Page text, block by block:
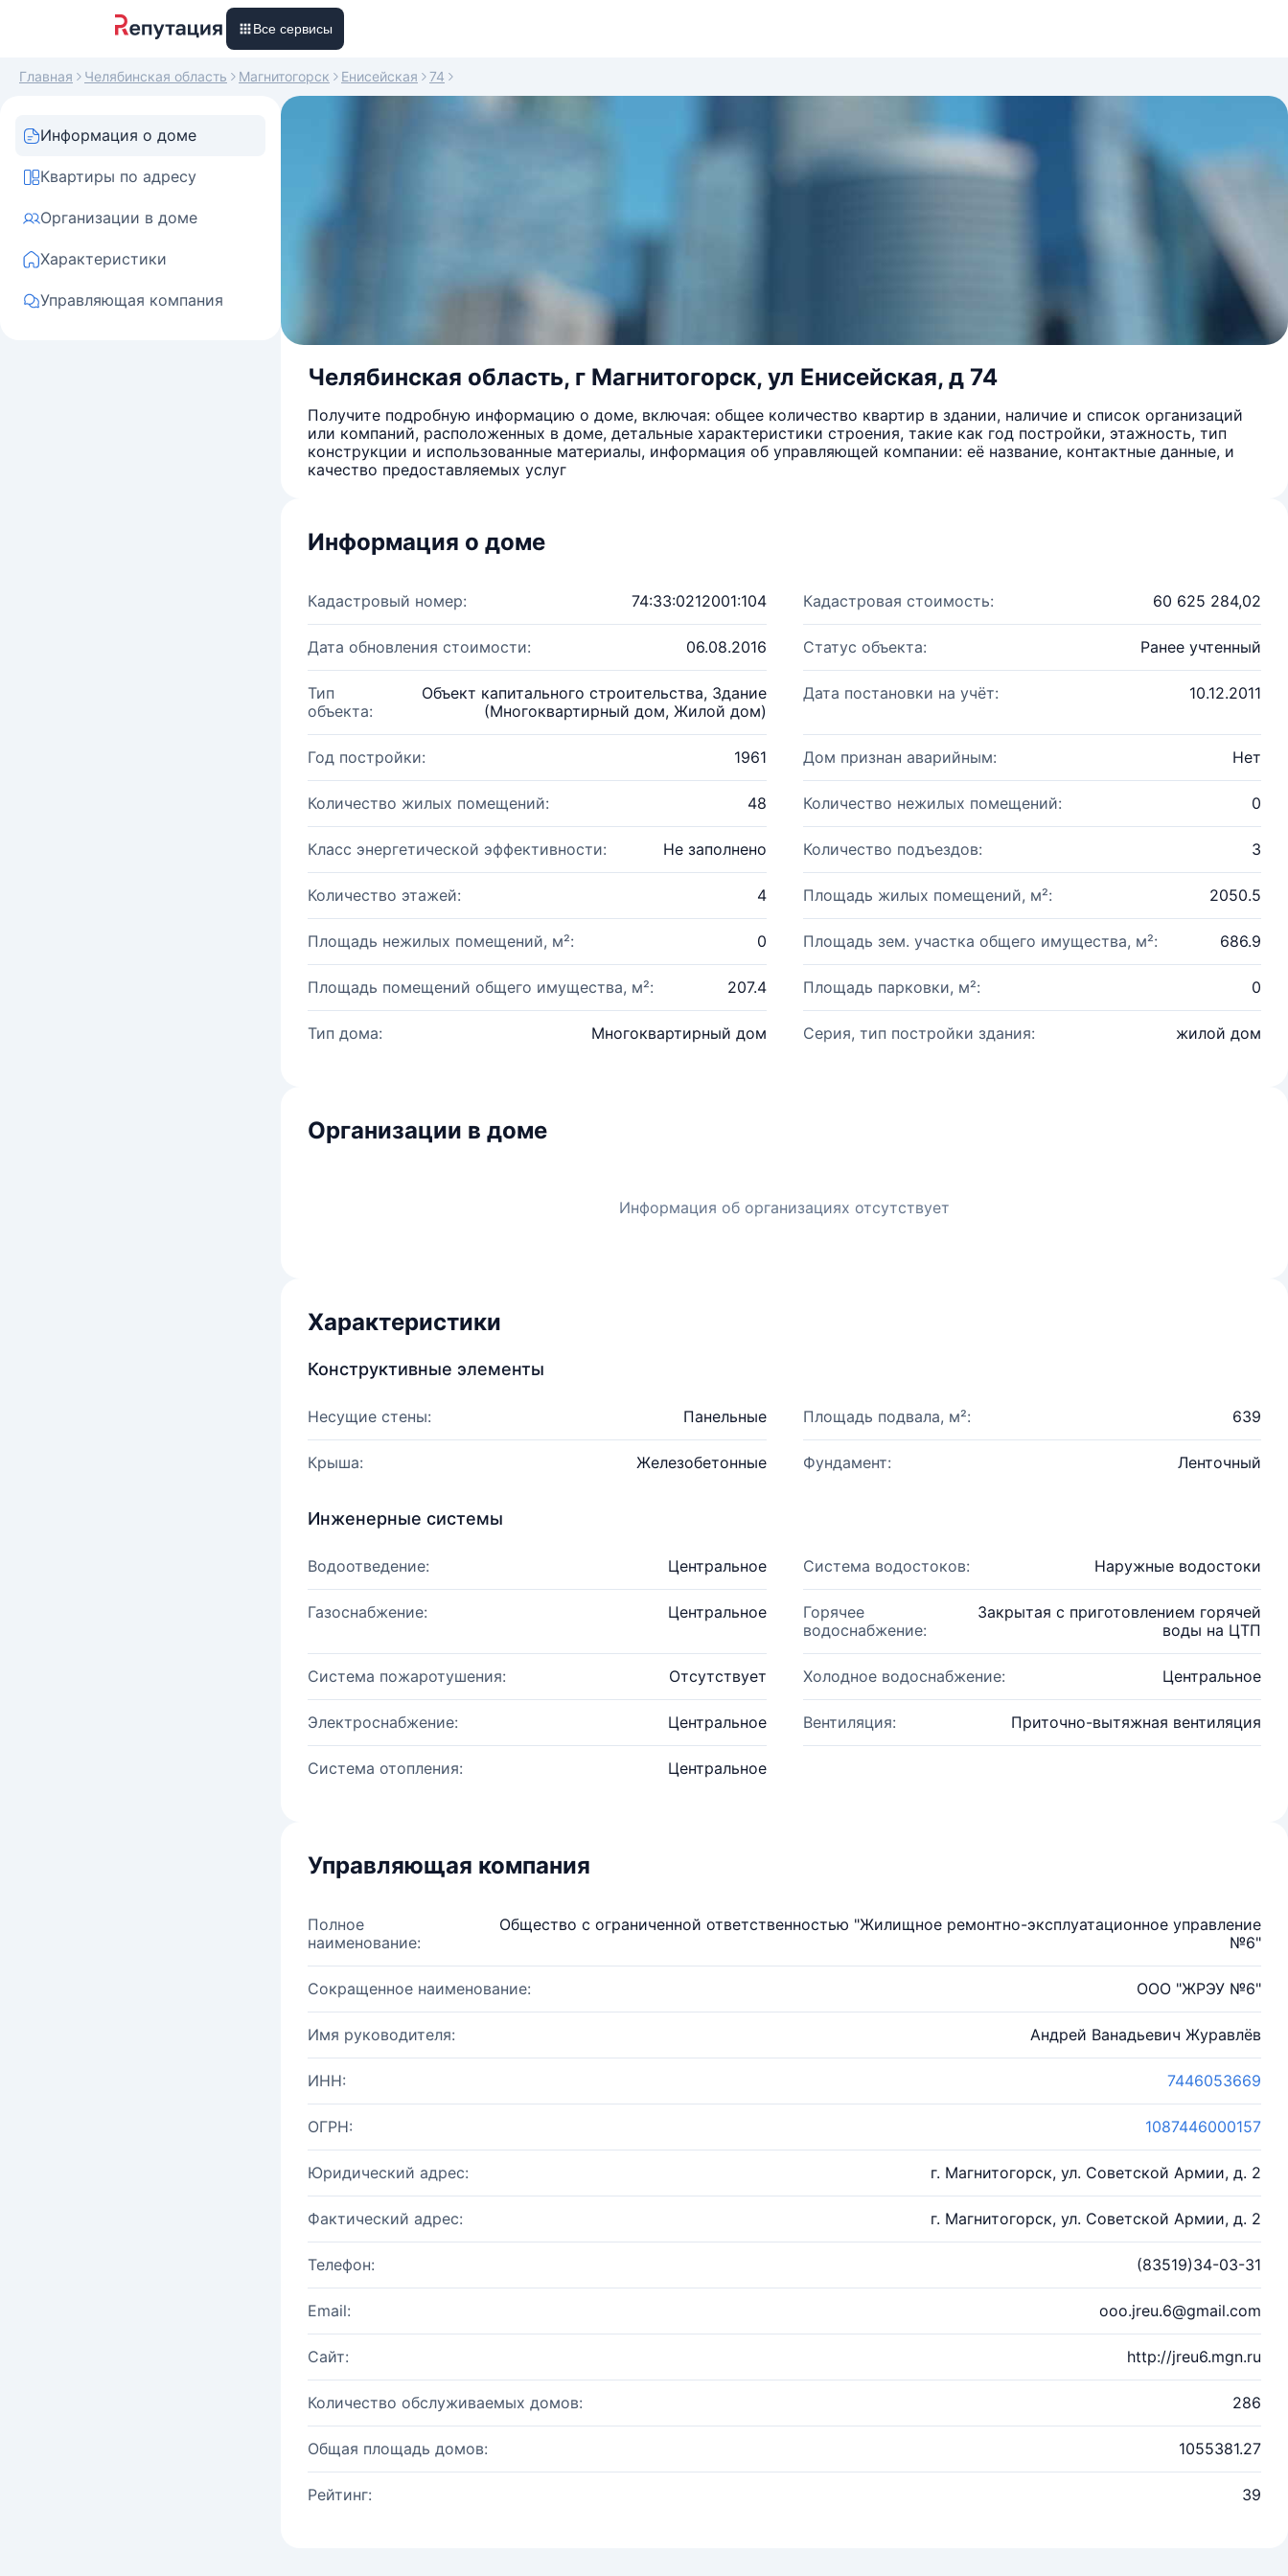
Все сервисы
Главная Челябинская область Магнитогорск Енисейская 74
Информация о доме
Квартиры по адресу
Организации в доме
Характеристики
Управляющая компания
Челябинская область, г Магнитогорск, ул Енисейская, д 74
Получите подробную информацию о доме, включая: общее количество квартир в здании, наличие и список организаций
или компаний, расположенных в доме, детальные характеристики строения, такие как год постройки, этажность, тип
конструкции и использованные материалы, информация об управляющей компании: её название, контактные данные, и
качество предоставляемых услуг
Информация о доме
Кадастровый номер: 74:33:0212001:104 Кадастровая стоимость: 60 625 284,02
Дата обновления стоимости: 06.08.2016 Статус объекта: Ранее учтенный
Тип
объекта:
Объект капитального строительства, Здание
(Многоквартирный дом, Жилой дом)
Дата постановки на учёт: 10.12.2011
Год постройки: 1961 Дом признан аварийным: Нет
Количество жилых помещений: 48 Количество нежилых помещений: 0
Класс энергетической эффективности: Не заполнено Количество подъездов: 3
Количество этажей: 4 Площадь жилых помещений, м²: 2050.5
Площадь нежилых помещений, м²: 0 Площадь зем. участка общего имущества, м²: 686.9
Площадь помещений общего имущества, м²: 207.4 Площадь парковки, м²: 0
Тип дома: Многоквартирный дом Серия, тип постройки здания: жилой дом
Организации в доме
Информация об организациях отсутствует
Характеристики
Конструктивные элементы
Несущие стены: Панельные Площадь подвала, м²: 639
Крыша: Железобетонные Фундамент: Ленточный
Инженерные системы
Водоотведение: Центральное Система водостоков: Наружные водостоки
Газоснабжение: Центральное
Горячее
водоснабжение:
Закрытая с приготовлением горячей
воды на ЦТП
Система пожаротушения: Отсутствует Холодное водоснабжение: Центральное
Электроснабжение: Центральное Вентиляция: Приточно-вытяжная вентиляция
Система отопления: Центральное
Управляющая компания
Полное
наименование:
Общество с ограниченной ответственностью "Жилищное ремонтно-эксплуатационное управление
№6"
Сокращенное наименование: ООО "ЖРЭУ №6"
Имя руководителя: Андрей Ванадьевич Журавлёв
ИНН: 7446053669
ОГРН: 1087446000157
Юридический адрес: г. Магнитогорск, ул. Советской Армии, д. 2
Фактический адрес: г. Магнитогорск, ул. Советской Армии, д. 2
Телефон: (83519)34-03-31
Email: ooo.jreu.6@gmail.com
Сайт: http://jreu6.mgn.ru
Количество обслуживаемых домов: 286
Общая площадь домов: 1055381.27
Рейтинг: 39